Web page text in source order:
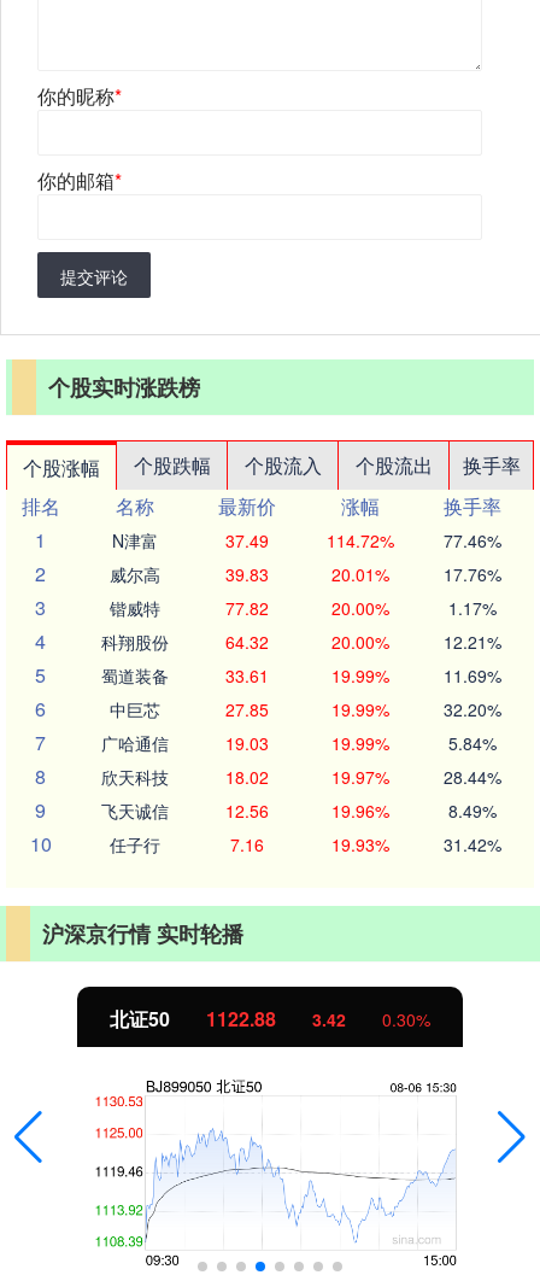
你的昵称*
你的邮箱*
提交评论
个股实时涨跌榜
个股涨幅 个股跌幅 个股流入 个股流出
换手率
排名
名称 最新价 涨幅
换手率
1
N津富 37.49 114.72% 77.46%
2 威尔高 39.83 20.01% 17.76%
3 锴威特 77.82 20.00% 1.17%
4 科翔股份 64.32 20.00% 12.21%
5 蜀道装备 33.61 19.99% 11.69%
6 中巨芯 27.85 19.99% 32.20%
7 广哈通信 19.03 19.99% 5.84%
8 欣天科技 18.02 19.97% 28.44%
9 飞天诚信 12.56 19.96% 8.49%
10 任子行 7.16 19.93% 31.42%
沪深京行情 实时轮播
北证50 1122.88 3.42 0.30%